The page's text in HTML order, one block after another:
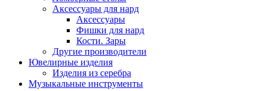
Аксессуары для нард
Аксессуары
Фишки для нард
Кости. Зары
Другие производители
Ювелирные изделия
Изделия из серебра
Музыкальные инструменты